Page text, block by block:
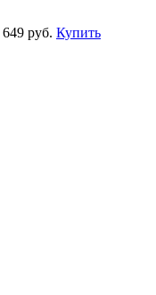
649 руб. Купить